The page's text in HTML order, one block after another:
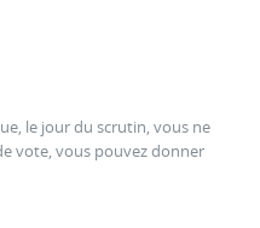
le jour du scrutin, vous ne
vote, vous pouvez donner